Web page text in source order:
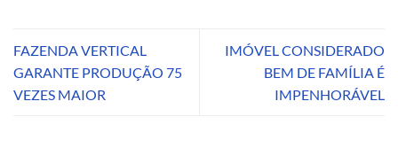
FAZENDA VERTICAL
GARANTE PRODUÇÃO 75
VEZES MAIOR
IMÓVEL CONSIDERADO
BEM DE FAMÍLIA É
IMPENHORÁVEL